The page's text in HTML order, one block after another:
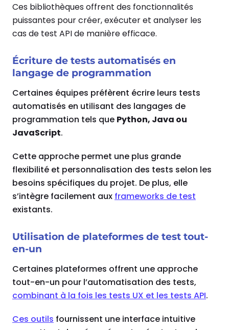
Ces bibliothèques offrent des fonctionnalités
puissantes pour créer, exécuter et analyser les
cas de test API de manière efficace.
Écriture de tests automatisés en
langage de programmation
Certaines équipes préfèrent écrire leurs tests
automatisés en utilisant des langages de
programmation tels que Python, Java ou
JavaScript.
Cette approche permet une plus grande
flexibilité et personnalisation des tests selon les
besoins spécifiques du projet. De plus, elle
s’intègre facilement aux frameworks de test
existants.
Utilisation de plateformes de test tout-
en-un
Certaines plateformes offrent une approche
tout-en-un pour l’automatisation des tests,
combinant à la fois les tests UX et les tests API.
Ces outils fournissent une interface intuitive